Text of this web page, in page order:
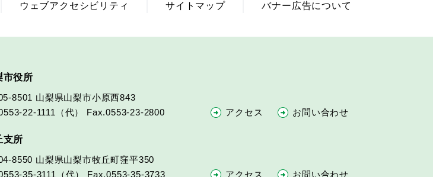
ウェブアクセシビリティ サイトマップ バナー広告について
市役所
8501 山梨県山梨市小原西843
22-1111（代）
Fax.0553-23-2800 アクセス お問い合わせ
支所
8550 山梨県山梨市牧丘町窪平350
35-3111（代）
Fax.0553-35-3733 アクセス お問い合わせ